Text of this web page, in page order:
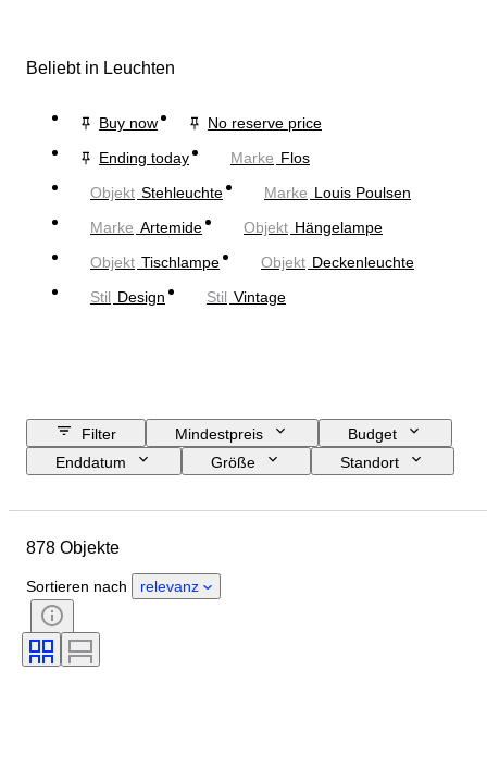
Beliebt in Leuchten
Buy now
No reserve price
Ending today
Marke Flos
Objekt Stehleuchte Marke Louis Poulsen
Marke Artemide Objekt Hängelampe
Objekt Tischlampe Objekt Deckenleuchte
Stil Design Stil Vintage
Filter Mindestpreis
Budget
Enddatum
Größe
Standort
Material
Unterschrift
Verkauft von
Epoche
878 Objekte
Sortieren nach relevanz